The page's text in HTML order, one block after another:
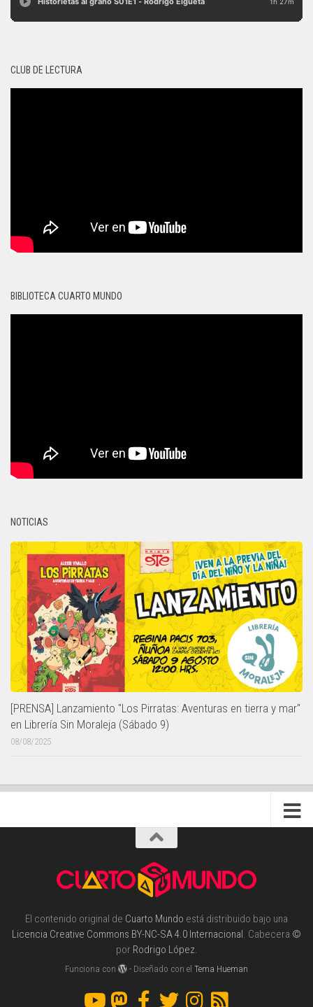
CLUB DE LECTURA
BIBLIOTECA CUARTO MUNDO
NOTICIAS
[PRENSA] Lanzamiento "Los Pirratas: Aventuras en tierra y mar"
en Librería Sin Moraleja (Sábado 9)
08/08/2025
El contenido original de Cuarto Mundo está distribuido bajo una
Licencia Creative Commons BY-NC-SA 4.0 Internacional . Cabecera ©
por Rodrigo López
Funciona con - Diseñado con elTema Hueman